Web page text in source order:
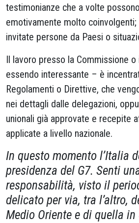
testimonianze che a volte
emotivamente molto
invitate persone da Paesi o
Il lavoro presso la Commissione
essendo interessante – è
Regolamenti o Direttive, che
nei dettagli dalle delegazioni,
unionali già approvate e recepite
applicate a livello nazionale.
In questo momento l’Italia
presidenza del G7. Senti
responsabilità, visto il
delicato per via, tra l’altro,
Medio Oriente e di quella in